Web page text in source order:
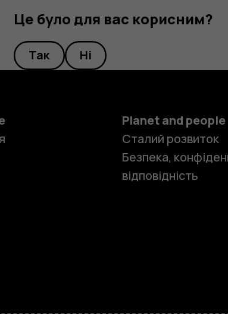
Це було для вас корисним?
Так Ні
Planet and people
Сталий розвиток
Безпека,
відповідність